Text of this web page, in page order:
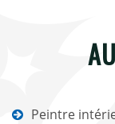
Peintre